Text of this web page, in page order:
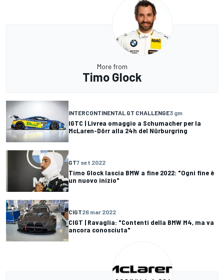
More from
Timo Glock
INTERCONTINENTAL GT CHALLENGE3 gm
IGTC | Livrea omaggio a Schumacher per la
McLaren-Dörr alla 24h del Nürburgring
GT7 set 2022
Timo Glock lascia BMW a fine 2022: "Ogni fine è
un nuovo inizio"
CIGT26 mar 2022
CIGT | Ravaglia: "Contenti della BMW M4, ma va
ancora conosciuta"